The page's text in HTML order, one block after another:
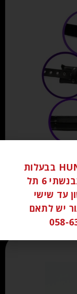
לקוחות נכבדים החנות/מחסן HUNK בבעלות
הבוס הגדול ממוקמת ברחוב בנבנשתי 6 תל
עד שישי
שבת סגור יש לתאם